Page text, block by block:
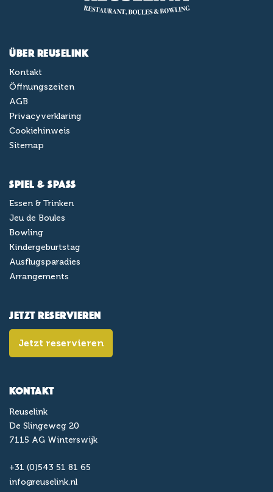
Über Reuselink
Kontakt
Öffnungszeiten
AGB
Privacyverklaring
Cookiehinweis
Sitemap
Spiel & Spaß
Essen & Trinken
Jeu de Boules
Bowling
Kindergeburtstag
Ausflugsparadies
Arrangements
Jetzt reservieren
Jetzt reservieren
Kontakt
Reuselink
De Slingeweg 20
7115 AG Winterswijk
+31 (0)543 51 81 65
info@reuselink.nl